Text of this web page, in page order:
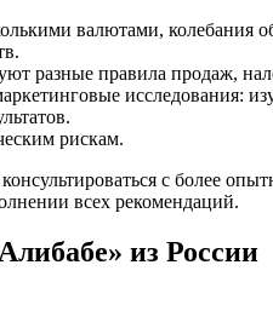
валютами,
разные правила продаж,
исследования:
рискам.
с более
всех рекомендаций.
из России